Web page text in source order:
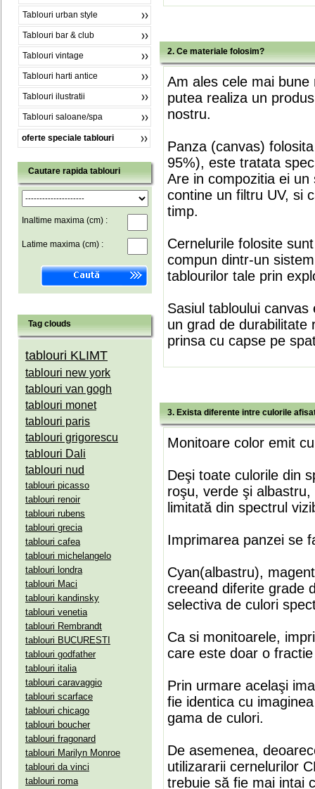
Tablouri urban style
Tablouri bar & club
Tablouri vintage
Tablouri harti antice
Tablouri ilustratii
Tablouri saloane/spa
oferte speciale tablouri
Cautare rapida tablouri
Inaltime maxima (cm) :
Latime maxima (cm) :
Tag clouds
tablouri KLIMT
tablouri new york
tablouri van gogh
tablouri monet
tablouri paris
tablouri grigorescu
tablouri Dali
tablouri nud
tablouri picasso
tablouri renoir
tablouri rubens
tablouri grecia
tablouri cafea
tablouri michelangelo
tablouri londra
tablouri Maci
tablouri kandinsky
tablouri venetia
tablouri Rembrandt
tablouri BUCURESTI
tablouri godfather
tablouri italia
tablouri caravaggio
tablouri scarface
tablouri chicago
tablouri boucher
tablouri fragonard
tablouri Marilyn Monroe
tablouri da vinci
tablouri roma
2. Ce materiale folosim?
Am ales cele mai
putea realiza un
nostru.
Panza (canvas)
95%), este tratata
Are in compozitia ei
contine un filtru UV, si
timp.
Cernelurile folosite
compun dintr-un
tablourilor tale prin
Sasiul tabloului
un grad de durabilitate
prinsa cu capse pe
3. Exista diferente intre culorile
Monitoare color emit
Deşi toate culorile din
roşu, verde şi
limitată din spectrul
Imprimarea panzei se
Cyan(albastru),
creeand diferite grade
selectiva de culori
Ca si monitoarele,
care este doar o
Prin urmare acelaşi
fie identica cu
gama de culori.
De asemenea,
utilizararii cernelurilor
trebuie să fie mai intai